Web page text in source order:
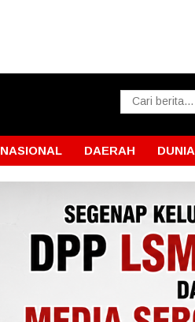
NASIONAL DAERAH DUNIA